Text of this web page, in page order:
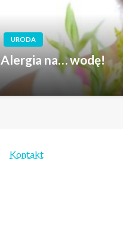
URODA
Alergia na… wodę!
Kontakt